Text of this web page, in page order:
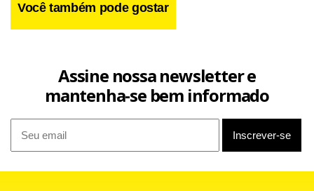
Você também pode gostar
Assine nossa newsletter e
mantenha-se bem informado